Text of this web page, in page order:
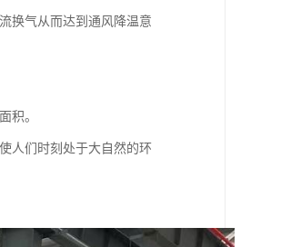
换气从而达到通风降温意
积。
人们时刻处于大自然的环